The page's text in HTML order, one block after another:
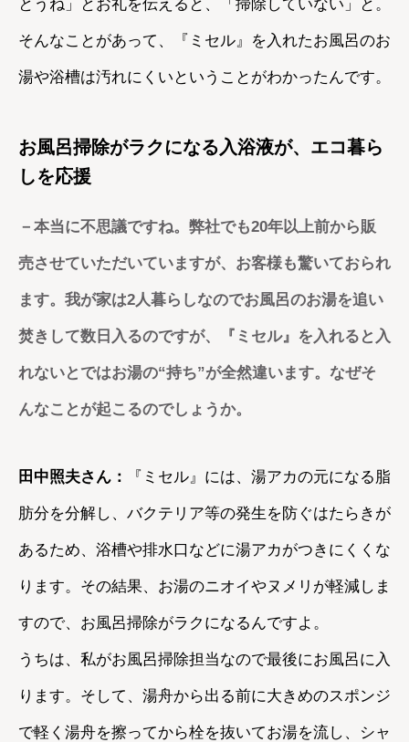
とうね」とお礼を伝えると、「掃除していない」と。
そんなことがあって、『ミセル』を入れたお風呂のお
湯や浴槽は汚れにくいということがわかったんです。
お風呂掃除がラクになる入浴液が、エコ暮ら
しを応援
－本当に不思議ですね。弊社でも20年以上前から販
売させていただいていますが、お客様も驚いておられ
ます。我が家は2人暮らしなのでお風呂のお湯を追い
焚きして数日入るのですが、『ミセル』を入れると入
れないとではお湯の“持ち”が全然違います。なぜそ
んなことが起こるのでしょうか。
田中照夫さん： 『ミセル』には、湯アカの元になる脂
肪分を分解し、バクテリア等の発生を防ぐはたらきが
あるため、浴槽や排水口などに湯アカがつきにくくな
ります。その結果、お湯のニオイやヌメリが軽減しま
すので、お風呂掃除がラクになるんですよ。
うちは、私がお風呂掃除担当なので最後にお風呂に入
ります。そして、湯舟から出る前に大きめのスポンジ
で軽く湯舟を擦ってから栓を抜いてお湯を流し、シャ